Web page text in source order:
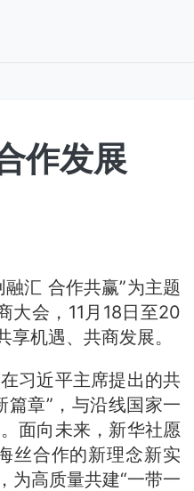
作发展
汇 合作共赢”为主题
大会，11月18日至20
机遇、共商发展。
习近平主席提出的共
篇章”，与沿线国家一
面向未来，新华社愿
丝合作的新理念新实
为高质量共建“一带一